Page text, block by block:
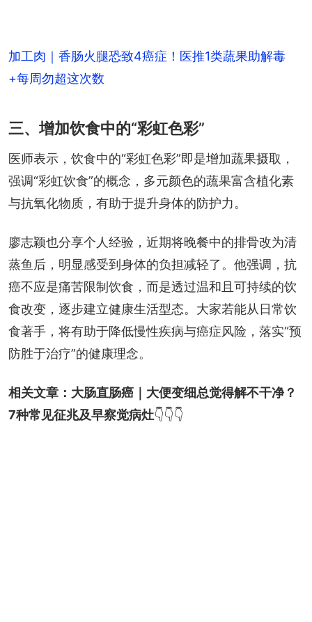
加工肉｜香肠火腿恐致4癌症！医推1类蔬果助解毒
+每周勿超这次数
三、增加饮食中的“彩虹色彩”
医师表示，饮食中的“彩虹色彩”即是增加蔬果摄取，
强调“彩虹饮食”的概念，多元颜色的蔬果富含植化素
与抗氧化物质，有助于提升身体的防护力。
廖志颖也分享个人经验，近期将晚餐中的排骨改为清
蒸鱼后，明显感受到身体的负担减轻了。他强调，抗
癌不应是痛苦限制饮食，而是透过温和且可持续的饮
食改变，逐步建立健康生活型态。大家若能从日常饮
食著手，将有助于降低慢性疾病与癌症风险，落实“预
防胜于治疗”的健康理念。
相关文章： 大肠直肠癌｜大便变细总觉得解不干净？
7种常见征兆及早察觉病灶👇👇👇